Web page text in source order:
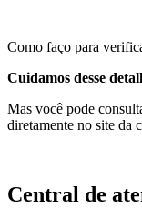
Como faço para
Cuidamos desse
Mas você pode
diretamente no site da
Central de